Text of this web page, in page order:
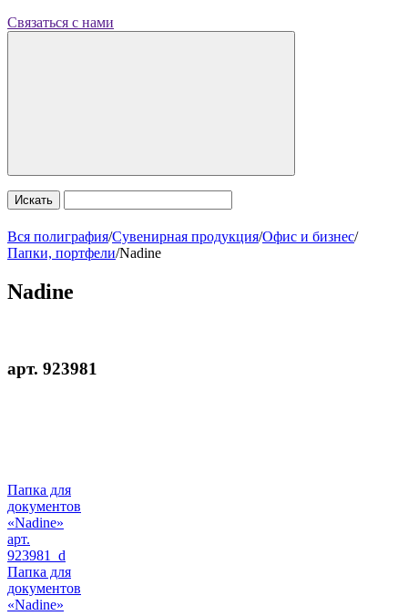
Связаться с нами
Искать
Вся полиграфия/Сувенирная продукция/Офис и бизнес/
Папки, портфели/Nadine
Nadine
арт. 923981
Папка для
документов
«Nadine»
арт.
923981_d
Папка для
документов
«Nadine»